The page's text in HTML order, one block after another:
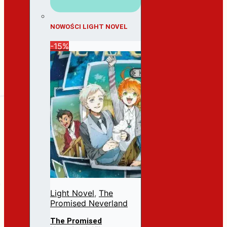
NOWOŚCI LIGHT NOVEL
-15%
Light Novel, The
Promised Neverland
The Promised